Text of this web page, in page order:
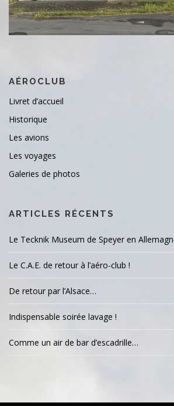
AÉROCLUB
Livret d’accueil
Historique
Les avions
Les voyages
Galeries de photos
ARTICLES RÉCENTS
Le Tecknik Museum de Speyer en
Le C.A.E. de retour à l’aéro-club !
De retour par l’Alsace…
Indispensable soirée lavage !
Comme un air de bar d’escadrille…